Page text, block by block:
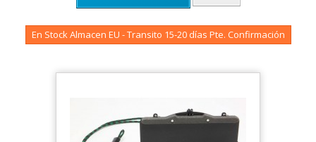
En Stock Almacen EU - Transito 15-20 días Pte. Confirmación